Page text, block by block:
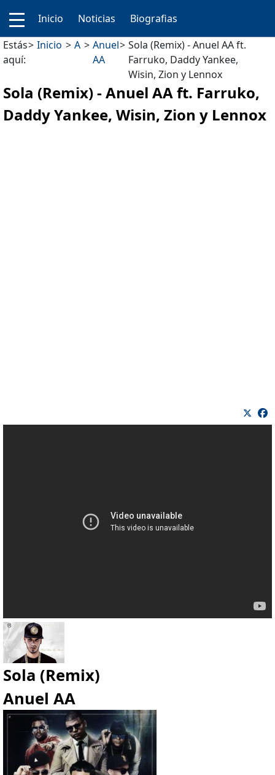
Inicio Noticias
Biografias
Estás
aquí:
Inicio A
Anuel
AA
Sola (Remix) - Anuel AA ft.
Farruko, Daddy Yankee,
Wisin, Zion y Lennox
Sola (Remix) - Anuel AA ft. Farruko,
Daddy Yankee, Wisin, Zion y Lennox
Sola (Remix)
Anuel AA